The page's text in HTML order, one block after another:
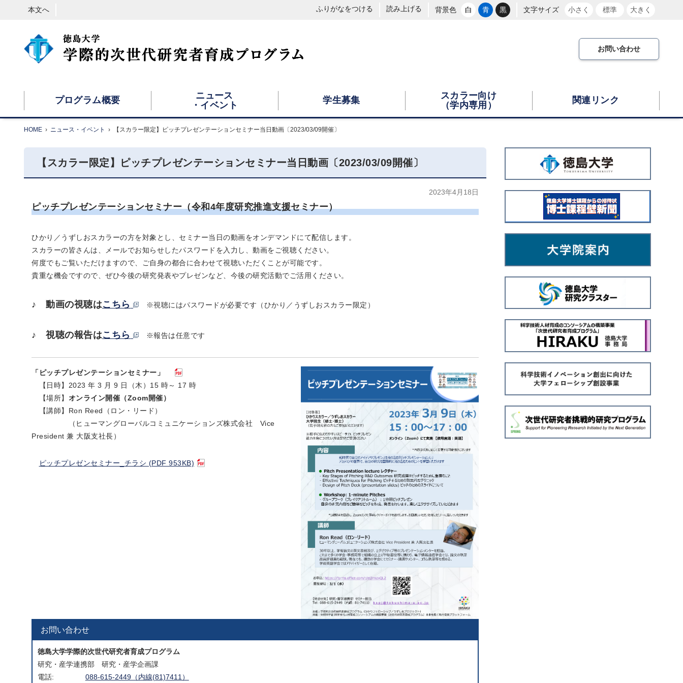
本文へ ふりがなをつける 読み上げる 背景色 白 青 黒 文字サイズ 小さく 標準 大きく
お問い合わせ
プログラム概要
ニュース
・イベント
学生募集
スカラー向け
（学内専用）
関連リンク
HOME › ニュース・イベント › 【スカラー限定】ピッチプレゼンテーションセミナー当日動画〔2023/03/09開催〕
【スカラー限定】ピッチプレゼンテーションセミナー当日動画〔2023/03/09開催〕
2023年4月18日
ピッチプレゼンテーションセミナー（令和4年度研究推進支援セミナー）
ひかり／うずしおスカラーの方を対象とし、セミナー当日の動画をオンデマンドにて配信します。
スカラーの皆さんは、メールでお知らせしたパスワードを入力し、動画をご視聴ください。
何度でもご覧いただけますので、ご自身の都合に合わせて視聴いただくことが可能です。
貴重な機会ですので、ぜひ今後の研究発表やプレゼンなど、今後の研究活動でご活用ください。
♪ 動画の視聴はこちら ※視聴にはパスワードが必要です（ひかり／うずしおスカラー限定）
♪ 視聴の報告はこちら ※報告は任意です
「ピッチプレゼンテーションセミナー」
【日時】2023 年 3 月 9 日（木）15 時～ 17 時
【場所】 オンライン開催（Zoom開催）
【講師】Ron Reed（ロン・リード）
（ヒューマングローバルコミュニケーションズ株式会社 Vice
President 兼 大阪支社長）
ピッチプレゼンセミナー_チラシ (PDF 953KB)
お問い合わせ
徳島大学学際的次世代研究者育成プログラム
研究・産学連携部 研究・産学企画課
電話:
088-615-2449（内線(81)7411）
バ